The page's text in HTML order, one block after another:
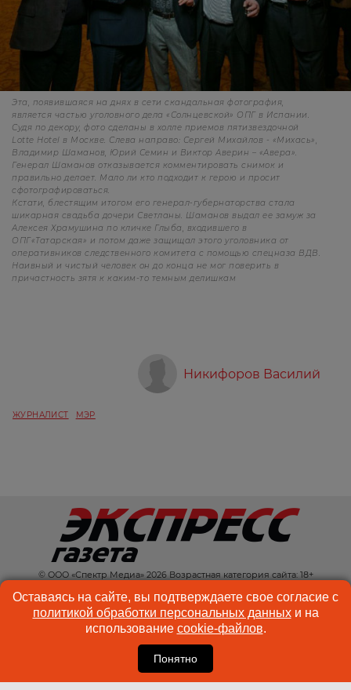
Эта, появившаяся на днях в сети скандальная фотография,
является частью уголовного дела «Солнцевской» ОПГ в Испании.
Судя по декору, фото сделаны в холле приемов пятизвездочной
Lotte Hotel в Москве. Слева направо: Сергей Михайлов - «Михась»,
Владимир Шаманов, Юрий Семин и Виктор Аверин – «Авера».
Генерал Шаманов отказывается комментировать снимок и
правильно делает. Мало ли кто подходит к герою и просит
сфотографироваться.
Кстати, блестящим итогом его генерал-губернаторства стала
шикарная свадьба дочери Светланы. Шаманов выдал ее замуж за
Алексея Храмушина по кличке Глыба, входившего в
ОПГ«Татарская» и потом даже защищал этого уголовника от
оперативников следственного комитета с помощью спецназа ВДВ.
Наивный и чистый человек он до конца не мог поверить в
причастность зятя к каким-то темным делишкам
Никифоров Василий
ЖУРНАЛИСТ МЭР
© ООО «Спектр Медиа» 2026 Возрастная категория сайта: 18+
КОНТАКТЫ
РЕКЛАМА
КУКИ-ФАЙЛЫ
ПОЛЬЗОВАТЕЛЬСКОЕ
СОГЛАШЕНИЕ
Оставаясь на сайте, вы подтверждаете свое согласие с
политикой обработки персональных данныхи на
использование cookie-файлов.
Понятно